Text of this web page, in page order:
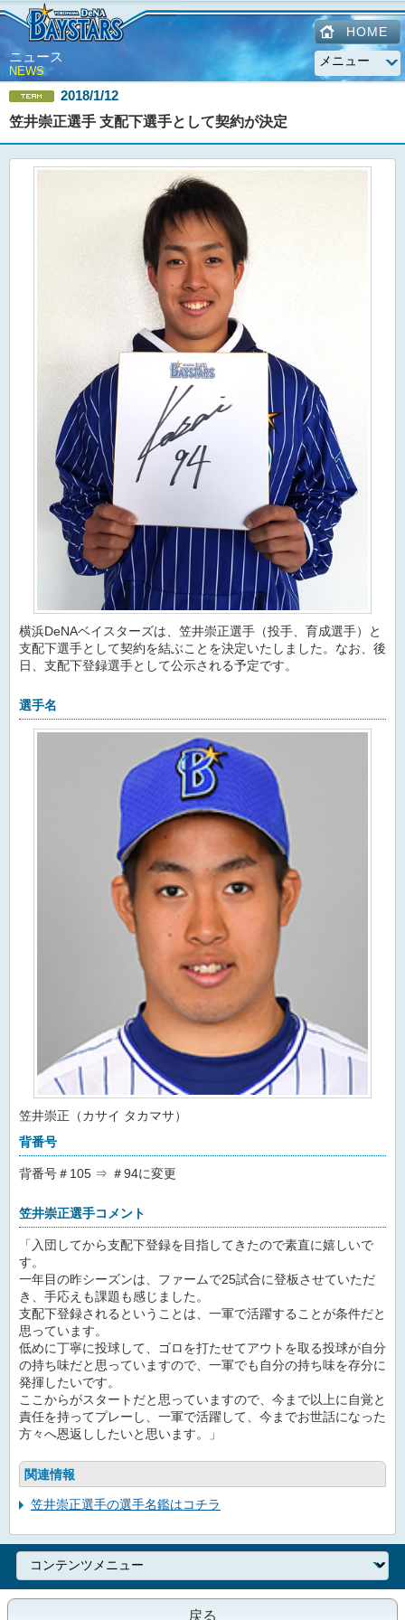
HOME
ニュース
NEWS
2018/1/12
笠井崇正選手 支配下選手として契約が決定
横浜DeNAベイスターズは、笠井崇正選手（投手、育成選手）と
支配下選手として契約を結ぶことを決定いたしました。なお、後
日、支配下登録選手として公示される予定です。
選手名
笠井崇正（カサイ タカマサ）
背番号
背番号＃105 ⇒ ＃94に変更
笠井崇正選手コメント
「入団してから支配下登録を目指してきたので素直に嬉しいで
す。
一年目の昨シーズンは、ファームで25試合に登板させていただ
き、手応えも課題も感じました。
支配下登録されるということは、一軍で活躍することが条件だと
思っています。
低めに丁寧に投球して、ゴロを打たせてアウトを取る投球が自分
の持ち味だと思っていますので、一軍でも自分の持ち味を存分に
発揮したいです。
ここからがスタートだと思っていますので、今まで以上に自覚と
責任を持ってプレーし、一軍で活躍して、今までお世話になった
方々へ恩返ししたいと思います。」
関連情報
笠井崇正選手の選手名鑑はコチラ
戻る